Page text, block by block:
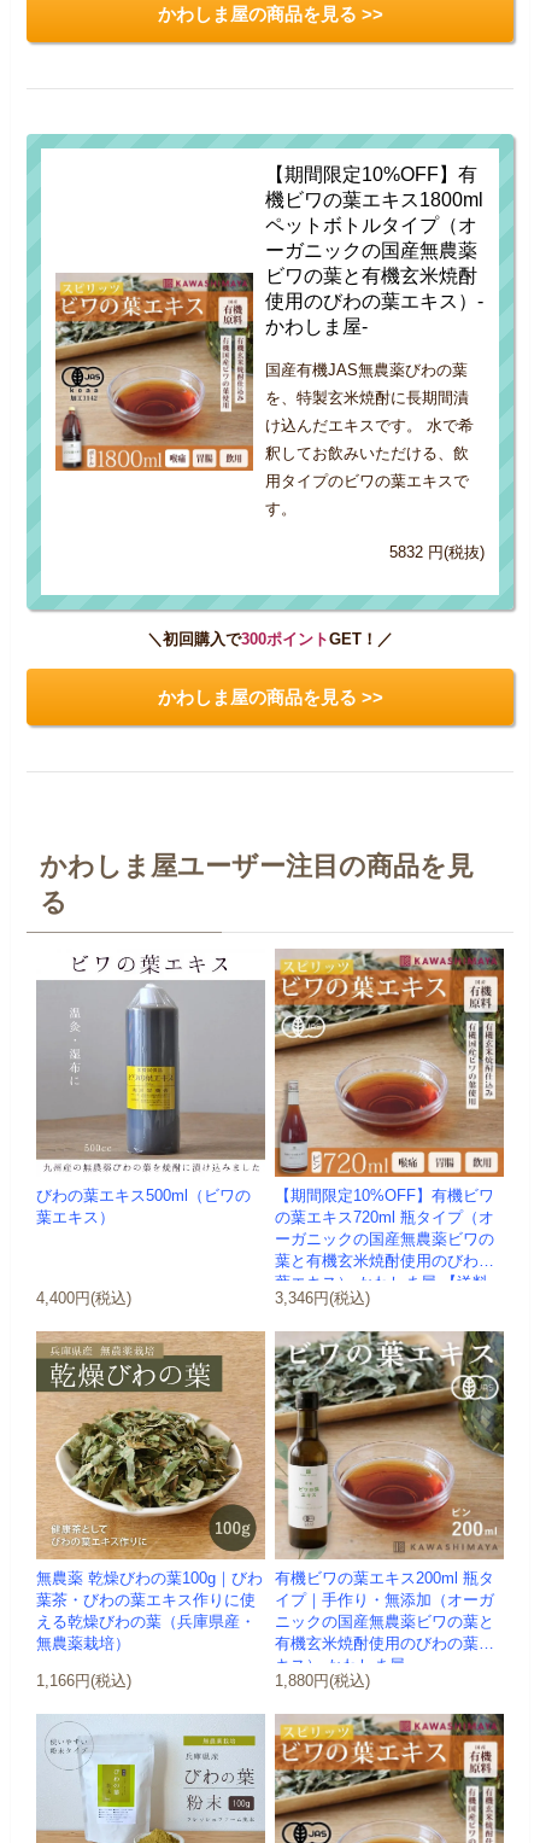
かわしま屋の商品を見る >>
【期間限定10%OFF】有
機ビワの葉エキス1800ml
ペットボトルタイプ（オ
ーガニックの国産無農薬
ビワの葉と有機玄米焼酎
使用のびわの葉エキス）-
かわしま屋-
国産有機JAS無農薬びわの葉
を、特製玄米焼酎に長期間漬
け込んだエキスです。 水で希
釈してお飲みいただける、飲
用タイプのビワの葉エキスで
す。
5832 円(税抜)
＼初回購入で300ポイントGET！／
かわしま屋の商品を見る >>
かわしま屋ユーザー注目の商品を見
る
びわの葉エキス500ml（ビワの
葉エキス）
4,400円(税込)
【期間限定10%OFF】有機ビワ
の葉エキス720ml 瓶タイプ（オ
ーガニックの国産無農薬ビワの
葉と有機玄米焼酎使用のびわの
葉エキス）-かわしま屋-【送料
無...
3,346円(税込)
無農薬 乾燥びわの葉100g｜びわ
葉茶・びわの葉エキス作りに使
える乾燥びわの葉（兵庫県産・
無農薬栽培）
1,166円(税込)
有機ビワの葉エキス200ml 瓶タ
イプ｜手作り・無添加（オーガ
ニックの国産無農薬ビワの葉と
有機玄米焼酎使用のびわの葉エ
キス）-かわしま屋-
1,880円(税込)